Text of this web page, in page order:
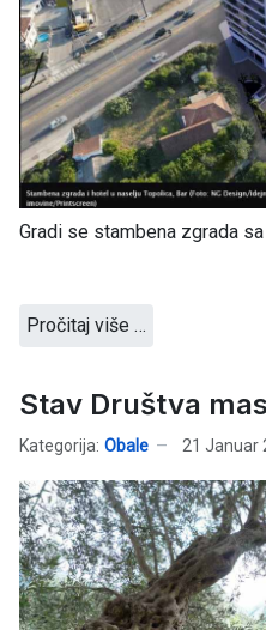
Gradi se stambena zgrada
Pročitaj više …
Stav Društva
Kategorija: Obale 21 Januar